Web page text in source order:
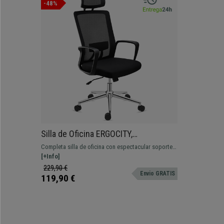
-48%
Silla de Oficina ERGOCITY,
Reposacabezas, Soporte Lumbar,
Respaldo Basculante, En Negro
Completa silla de oficina con espectacular soporte
lumbar, muy cómoda. Robusta y resistente, con base
metálica.
[+Info]
229,90 €
119,90 € Envio GRATIS